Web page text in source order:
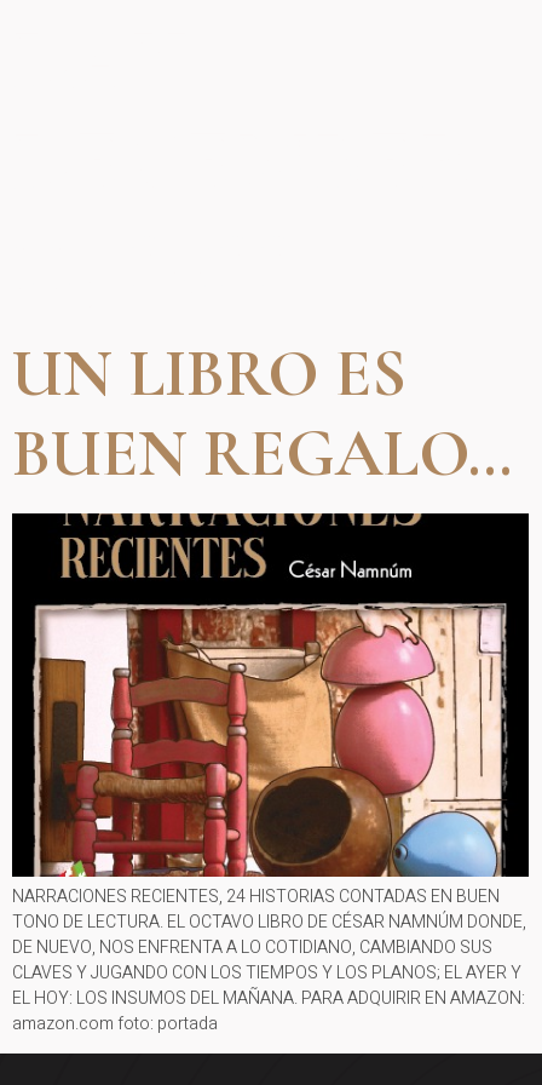
UN LIBRO ES
BUEN REGALO…
NARRACIONES RECIENTES, 24 HISTORIAS CONTADAS EN BUEN
TONO DE LECTURA. EL OCTAVO LIBRO DE CÉSAR NAMNÚM DONDE,
DE NUEVO, NOS ENFRENTA A LO COTIDIANO, CAMBIANDO SUS
CLAVES Y JUGANDO CON LOS TIEMPOS Y LOS PLANOS; EL AYER Y
EL HOY: LOS INSUMOS DEL MAÑANA. PARA ADQUIRIR EN AMAZON:
amazon.com foto: portada